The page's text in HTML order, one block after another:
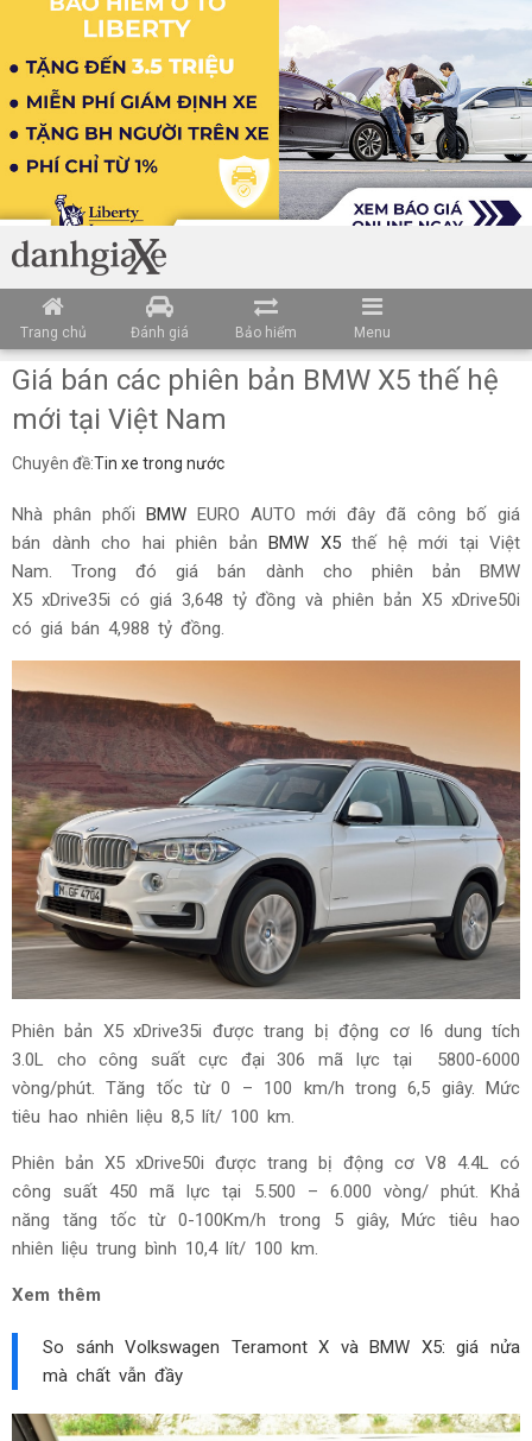
Trang chủ Đánh giá Bảo hiểm Menu
Giá bán các phiên bản BMW X5 thế hệ
mới tại Việt Nam
Chuyên đề:Tin xe trong nước
Nhà phân phối BMW EURO AUTO mới đây đã công bố giá
bán dành cho hai phiên bản BMW X5thế hệ mới tại Việt
Nam. Trong đó giá bán dành cho phiên bản BMW
X5 xDrive35i có giá 3,648 tỷ đồng và phiên bản X5 xDrive50i
có giá bán 4,988 tỷ đồng.
Phiên bản X5 xDrive35i được trang bị động cơ I6 dung tích
3.0L cho công suất cực đại 306 mã lực tại 5800-6000
vòng/phút. Tăng tốc từ 0 – 100 km/h trong 6,5 giây. Mức
tiêu hao nhiên liệu 8,5 lít/ 100 km.
Phiên bản X5 xDrive50i được trang bị động cơ V8 4.4L có
công suất 450 mã lực tại 5.500 – 6.000 vòng/ phút. Khả
năng tăng tốc từ 0-100Km/h trong 5 giây, Mức tiêu hao
nhiên liệu trung bình 10,4 lít/ 100 km.
Xem thêm
So sánh Volkswagen Teramont X và BMW X5: giá nửa
mà chất vẫn đầy